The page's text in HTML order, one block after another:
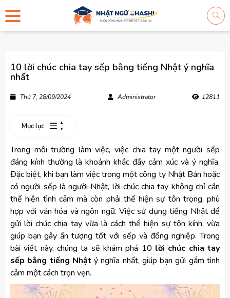
10 lời chúc chia tay sếp bằng tiếng Nhật ý nghĩa
nhất
Thứ 7, 28/09/2024 Administrator 12811
Mục lục
Trong môi trường làm việc, việc chia tay một người sếp
đáng kính thường là khoảnh khắc đầy cảm xúc và ý nghĩa.
Đặc biệt, khi bạn làm việc trong một công ty Nhật Bản hoặc
có người sếp là người Nhật, lời chúc chia tay không chỉ cần
thể hiện tình cảm mà còn phải thể hiện sự tôn trọng, phù
hợp với văn hóa và ngôn ngữ. Việc sử dụng tiếng Nhật để
gửi lời chúc chia tay vừa là cách thể hiện sự tôn kính, vừa
giúp bạn gây ấn tượng tốt với sếp và đồng nghiệp. Trong
bài viết này, chúng ta sẽ khám phá 10 lời chúc chia tay
sếp bằng tiếng Nhật ý nghĩa nhất, giúp bạn gửi gắm tình
cảm một cách trọn vẹn.